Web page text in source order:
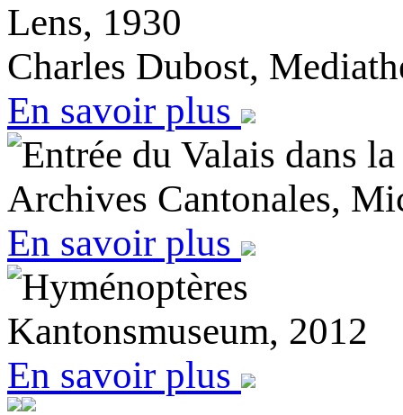
Lens, 1930
Charles Dubost,
En savoir plus
Entrée du Valais dans
Archives Cantonales,
En savoir plus
Hyménoptères
Kantonsmuseum, 2012
En savoir plus